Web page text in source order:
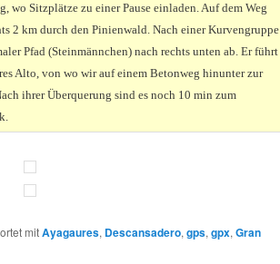
wo Sitzplätze zu einer Pause einladen. Auf dem Weg
2 km durch den Pinienwald. Nach einer Kurvengruppe
Pfad (Steinmännchen) nach rechts unten ab. Er führt
Alto, von wo wir auf einem Betonweg hinunter zur
ihrer Überquerung sind es noch 10 min zum
mitAyagaures, Descansadero, gps, gpx, Gran